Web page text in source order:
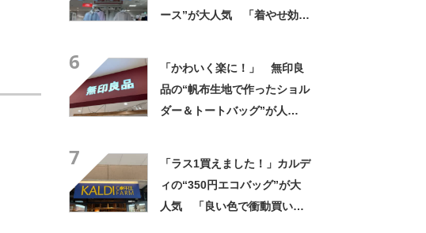
ース”が大人気 「着やせ効果
6
「かわいく楽に！」 無印良
品の“帆布生地で作ったショル
ダー＆トートバッグ”が人
7
「ラス1買えました！」カルデ
ィの“350円エコバッグ”が大
人気 「良い色で衝動買い」